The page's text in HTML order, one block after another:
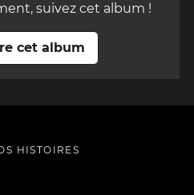
suivez cet album !
cet album
HISTOIRES